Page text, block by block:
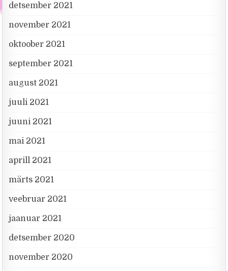
detsember 2021
november 2021
oktoober 2021
september 2021
august 2021
juuli 2021
juuni 2021
mai 2021
aprill 2021
märts 2021
veebruar 2021
jaanuar 2021
detsember 2020
november 2020